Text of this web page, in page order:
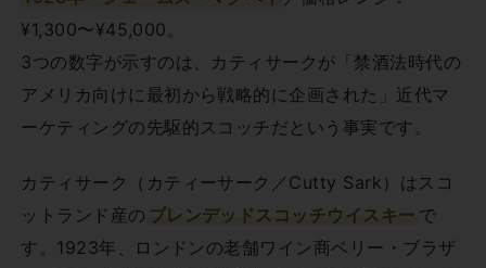
¥1,300〜¥45,000。
3つの数字が示すのは、カティサークが「禁酒法時代の
アメリカ向けに最初から戦略的に企画された」近代マ
ーケティングの先駆的スコッチだという事実です。
カティサーク（カティーサーク／Cutty Sark）はスコ
ットランド産の ブレンデッドスコッチウイスキー で
す。1923年、ロンドンの老舗ワイン商ベリー・ブラザ